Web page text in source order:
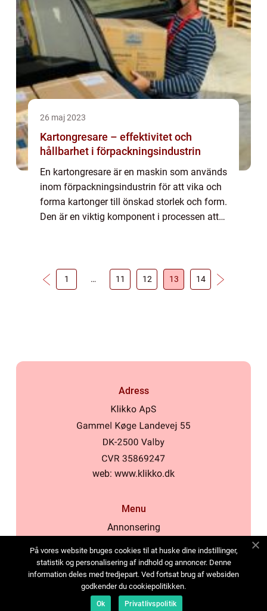
26 maj 2023
Kartongresare – effektivitet och
hållbarhet i förpackningsindustrin
En kartongresare är en maskin som används
inom förpackningsindustrin för att vika och
forma kartonger till önskad storlek och form.
Den är en viktig komponent i processen att
1 … 11 12 13 14
Adress
web: www.klikko.dk
Menu
Annonsering
Cookies
Kontakta oss
Sitemap
På vores website bruges cookies til at huske dine indstillinger,
statistik og personalisering af indhold og annoncer. Denne
information deles med tredjepart. Ved fortsat brug af websiden
godkender du cookiepolitikken.
Ok Privatlivspolitik